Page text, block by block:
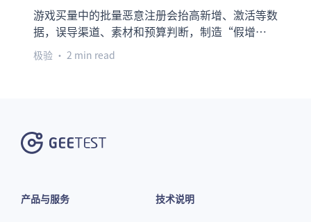
游戏买量中的批量恶意注册会抬高新增、激活等数
据，误导渠道、素材和预算判断，制造“假增
长”。这些假账号还会继续影响留存、付费、LTV
和风控，拖偏整条发行链路。解决这类问题的关
极验• 2 min read
产品与服务 技术说明